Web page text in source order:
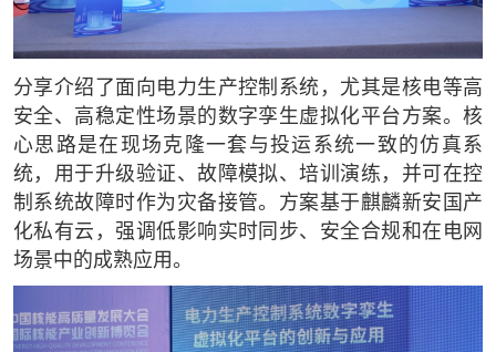
分享介绍了面向电力生产控制系统，尤其是核电等高
安全、高稳定性场景的数字孪生虚拟化平台方案。核
心思路是在现场克隆一套与投运系统一致的仿真系
统，用于升级验证、故障模拟、培训演练，并可在控
制系统故障时作为灾备接管。方案基于麒麟新安国产
化私有云，强调低影响实时同步、安全合规和在电网
场景中的成熟应用。